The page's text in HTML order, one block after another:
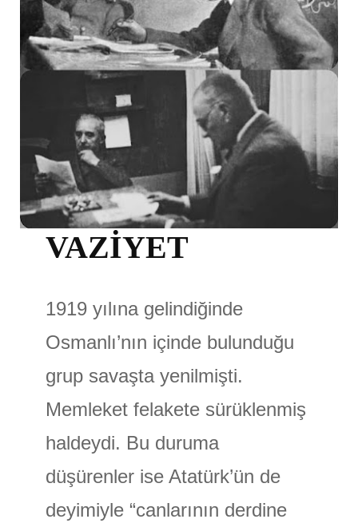
VAZİYET
1919 yılına gelindiğinde
Osmanlı’nın içinde bulunduğu
grup savaşta yenilmişti.
Memleket felakete sürüklenmiş
haldeydi. Bu duruma
düşürenler ise Atatürk’ün de
deyimiyle “canlarının derdine